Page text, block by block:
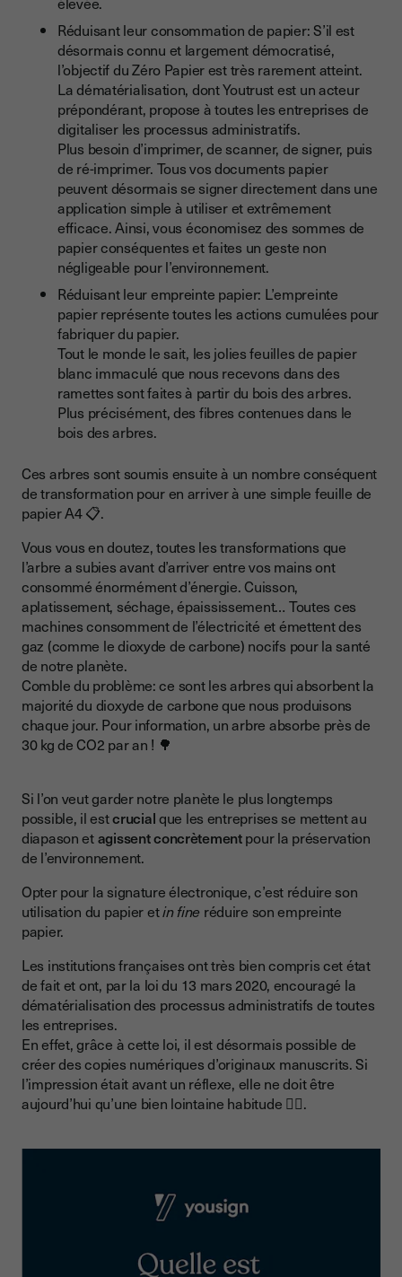
Réduisant leur consommation de papier: S’il est
désormais connu et largement démocratisé,
l’objectif du Zéro Papier est très rarement atteint.
La dématérialisation, dont Youtrust est un acteur
prépondérant, propose à toutes les entreprises de
digitaliser les processus administratifs.
Plus besoin d’imprimer, de scanner, de signer, puis
de ré-imprimer. Tous vos documents papier
peuvent désormais se signer directement dans une
application simple à utiliser et extrêmement
efficace. Ainsi, vous économisez des sommes de
papier conséquentes et faites un geste non
négligeable pour l’environnement.
Réduisant leur empreinte papier: L’empreinte
papier représente toutes les actions cumulées pour
fabriquer du papier.
Tout le monde le sait, les jolies feuilles de papier
blanc immaculé que nous recevons dans des
ramettes sont faites à partir du bois des arbres.
Plus précisément, des fibres contenues dans le
bois des arbres.
Ces arbres sont soumis ensuite à un nombre conséquent
de transformation pour en arriver à une simple feuille de
papier A4 📋.
Vous vous en doutez, toutes les transformations que
l’arbre a subies avant d’arriver entre vos mains ont
consommé énormément d’énergie. Cuisson,
aplatissement, séchage, épaississement… Toutes ces
machines consomment de l’électricité et émettent des
gaz (comme le dioxyde de carbone) nocifs pour la santé
de notre planète.
Comble du problème: ce sont les arbres qui absorbent la
majorité du dioxyde de carbone que nous produisons
chaque jour. Pour information, un arbre absorbe près de
30 kg de CO2 par an ! 🌳
Si l’on veut garder notre planète le plus longtemps
possible, il estcrucialque les entreprises se mettent au
diapason etagissent concrètementpour la préservation
de l’environnement.
Opter pour la signature électronique, c’est réduire son
utilisation du papier etin fine réduire son empreinte
papier.
Les institutions françaises ont très bien compris cet état
de fait et ont, par la loi du 13 mars 2020, encouragé la
dématérialisation des processus administratifs de toutes
les entreprises.
En effet, grâce à cette loi, il est désormais possible de
créer des copies numériques d’originaux manuscrits. Si
l’impression était avant un réflexe, elle ne doit être
aujourd’hui qu’une bien lointaine habitude 🤷‍♂️.